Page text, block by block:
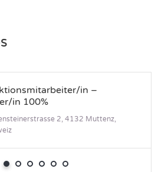
in –
in 100%
2, 4132 Muttenz,